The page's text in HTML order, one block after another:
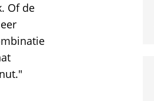
Of de